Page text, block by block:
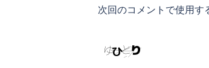
次回のコメントで使用す